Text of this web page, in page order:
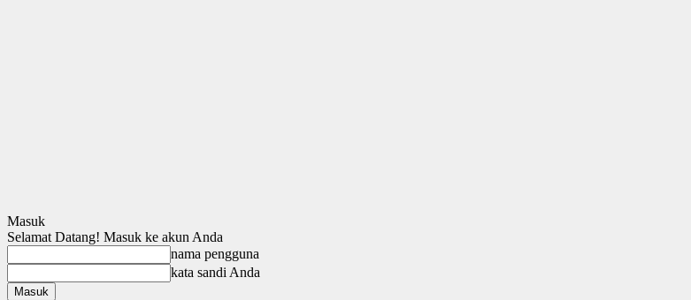
Masuk
Selamat Datang! Masuk ke akun Anda
nama pengguna
kata sandi Anda